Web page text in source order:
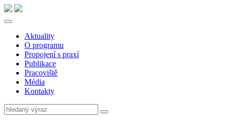
Aktuality
O programu
Propojení s praxí
Publikace
Pracoviště
Média
Kontakty